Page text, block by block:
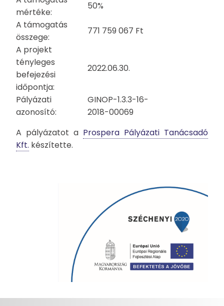
mértéke:
50%
A támogatás
összege:
771 759 067 Ft
A projekt
tényleges
befejezési
időpontja:
2022.06.30.
Pályázati
azonosító:
GINOP-1.3.3-16-
2018-00069
A pályázatot a Prospera Pályázati Tanácsadó
Kft. készítette.